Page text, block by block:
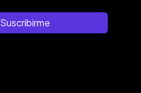
Suscribirme